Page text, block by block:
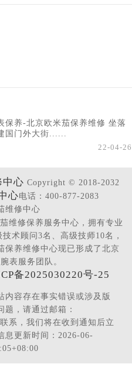
保养-北京欧米茄保养维修 坐落
国门外大街......
22-04-26
中心 Copyright © 2018-2032
心电话：400-877-2083
维修中心
维修保养服务中心，拥有专业
术顾问3名、高级技师10名，
保养维修中心现已形成了北京
表服务团队。
备2025030220号-25
内容存在事实错误或涉及版
题，请通过邮箱：
系，我们将在收到通知后立
息更新时间：2026-06-